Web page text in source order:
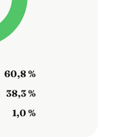
60,8 %
38,3 %
1,0 %